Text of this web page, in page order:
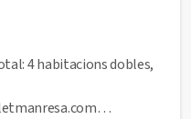
4 habitacions dobles,